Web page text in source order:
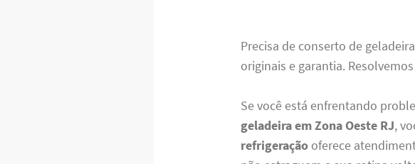
Precisa de conserto de
originais e garantia.
Se você está enfrentando
geladeira em Zona Oeste RJ,
refrigeração oferece